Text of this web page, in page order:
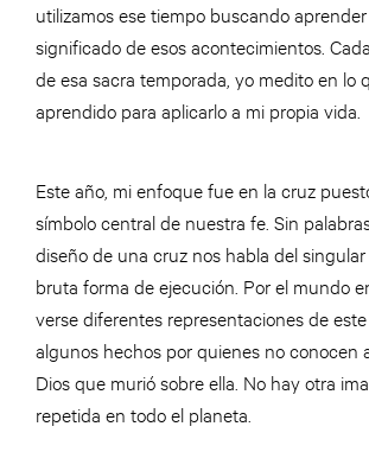
utilizamos ese tiempo buscando
significado de esos acontecimientos.
de esa sacra temporada, yo medito en lo
aprendido para aplicarlo a mi propia vida.
Este año, mi enfoque fue en la cruz
símbolo central de nuestra fe. Sin
diseño de una cruz nos habla del
bruta forma de ejecución. Por el mundo
verse diferentes representaciones de este
algunos hechos por quienes no conocen
Dios que murió sobre ella. No hay otra
repetida en todo el planeta.